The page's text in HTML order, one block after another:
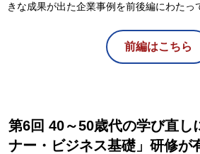
きな成果が出た企業事例を前後編にわたっ
前編はこちら
第6回 40～50歳代の学び直し
ナー・ビジネス基礎」研修が